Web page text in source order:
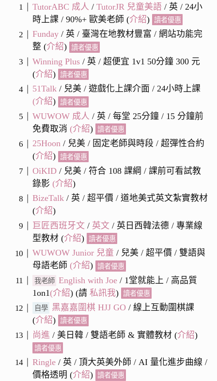
TutorABC 成人 /TutorJR 兒童美語 / 英 / 24小
時上課 / 90%+ 歐美老師 (介紹) 讀者優惠
Funday / 英 / 臺灣在地教材豐富 / 網站功能完
整 (介紹) 讀者優惠
Winning Plus / 英 / 超便宜 1v1 50分鐘 300 元
(介紹) 讀者優惠
51Talk / 兒美 / 遊戲化上課介面 / 24小時上課
(介紹) 讀者優惠
WUWOW 成人 / 英 / 每堂 25分鐘 / 15 分鐘前
免費取消 (介紹) 讀者優惠
25Hoon / 兒美 / 固定老師與時段 / 超彈性合約
(介紹) 讀者優惠
OiKID/ 兒美 / 符合 108 課綱 / 課前可看試教
錄影 (介紹)
BizeTalk / 英 / 超平價 / 道地美式英文紮實教材
(介紹)
巨匠西班牙文 / 英文 / 英日西韓法德 / 專業線
型教材 (介紹) 讀者優惠
WUWOW Junior 兒童 / 兒美 / 超平價 / 雙語與
母語老師 (介紹) 讀者優惠
我老師 English with Joe / 1堂就能上 / 高品質
1on1 (介紹) (請私訊我) 讀者優惠
自學 黑嘉嘉圍棋 HJJ GO / 線上互動圍棋課
(介紹) 讀者優惠
尚進 / 美日韓 / 雙語老師 & 實體教材 (介紹)
讀者優惠
Ringle / 英 / 頂大英美外師 / AI 量化進步曲線 /
價格透明 (介紹) 讀者優惠